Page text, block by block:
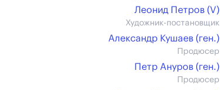
Леонид Петров (V)
Художник-постановщик
Александр Кушаев (ген.)
Продюсер
Петр Ануров (ген.)
Продюсер